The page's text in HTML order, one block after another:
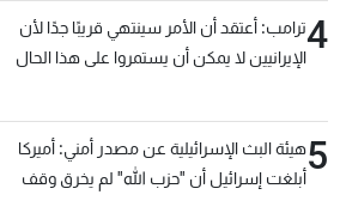
4ترامب: أعتقد أن الأمر سينتهي قريبًا جدًا لأن
الإيرانيين لا يمكن أن يستمروا على هذا الحال
5هيئة البث الإسرائيلية عن مصدر أمني: أميركا
أبلغت إسرائيل أن "حزب الله" لم يخرق وقف